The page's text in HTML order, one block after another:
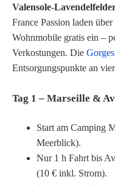
Valensole-
France Passion laden
Wohnmobile gratis ein –
Verkostungen. Die
Entsorgungspunkte an
Tag 1 – Marseille &
Start am Camping
Meerblick).
Nur 1 h Fahrt bis
(10 € inkl. Strom).